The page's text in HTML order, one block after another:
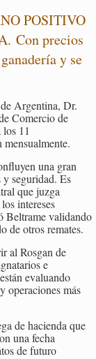
POSITIVO
Con precios
y se
Argentina, Dr.
Comercio de
11
mensualmente.
una gran
y seguridad. Es
que juzga
intereses
Beltrame validando
de otros remates.
al Rosgan de
e
evaluando
operaciones más
de hacienda que
una fecha
de futuro